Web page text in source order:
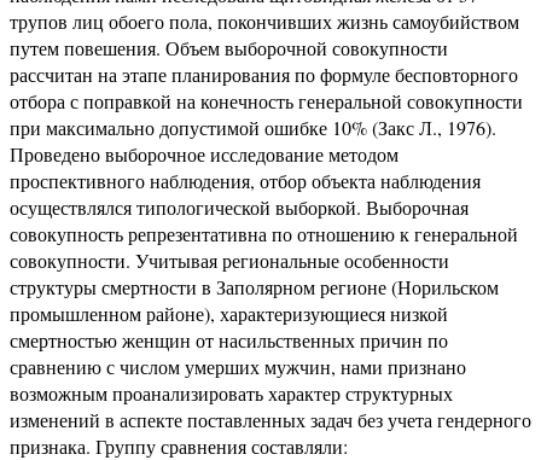
трупов лиц обоего пола, покончивших жизнь самоубийством
путем повешения. Объем выборочной совокупности
рассчитан на этапе планирования по формуле бесповторного
отбора с поправкой на конечность генеральной совокупности
при максимально допустимой ошибке 10% (Закс Л., 1976).
Проведено выборочное исследование методом
проспективного наблюдения, отбор объекта наблюдения
осуществлялся типологической выборкой. Выборочная
совокупность репрезентативна по отношению к генеральной
совокупности. Учитывая региональные особенности
структуры смертности в Заполярном регионе (Норильском
промышленном районе), характеризующиеся низкой
смертностью женщин от насильственных причин по
сравнению с числом умерших мужчин, нами признано
возможным проанализировать характер структурных
изменений в аспекте поставленных задач без учета гендерного
признака. Группу сравнения составляли: